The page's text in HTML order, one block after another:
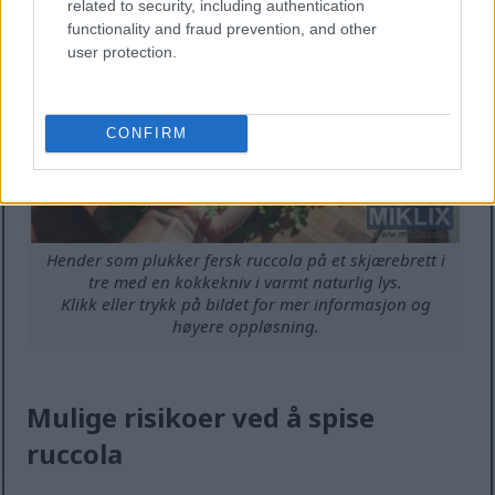
related to security, including authentication
functionality and fraud prevention, and other
user protection.
CONFIRM
Hender som plukker fersk ruccola på et skjærebrett i
tre med en kokkekniv i varmt naturlig lys.
Klikk eller trykk på bildet for mer informasjon og
høyere oppløsning.
Mulige risikoer ved å spise
ruccola